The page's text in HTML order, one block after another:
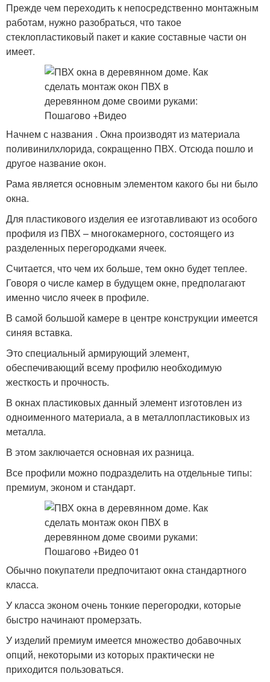
Прежде чем переходить к непосредственно монтажным
работам, нужно разобраться, что такое
стеклопластиковый пакет и какие составные части он
имеет.
Начнем с названия . Окна производят из материала
поливинилхлорида, сокращенно ПВХ. Отсюда пошло и
другое название окон.
Рама является основным элементом какого бы ни было
окна.
Для пластикового изделия ее изготавливают из особого
профиля из ПВХ – многокамерного, состоящего из
разделенных перегородками ячеек.
Считается, что чем их больше, тем окно будет теплее.
Говоря о числе камер в будущем окне, предполагают
именно число ячеек в профиле.
В самой большой камере в центре конструкции имеется
синяя вставка.
Это специальный армирующий элемент,
обеспечивающий всему профилю необходимую
жесткость и прочность.
В окнах пластиковых данный элемент изготовлен из
одноименного материала, а в металлопластиковых из
металла.
В этом заключается основная их разница.
Все профили можно подразделить на отдельные типы:
премиум, эконом и стандарт.
Обычно покупатели предпочитают окна стандартного
класса.
У класса эконом очень тонкие перегородки, которые
быстро начинают промерзать.
У изделий премиум имеется множество добавочных
опций, некоторыми из которых практически не
приходится пользоваться.